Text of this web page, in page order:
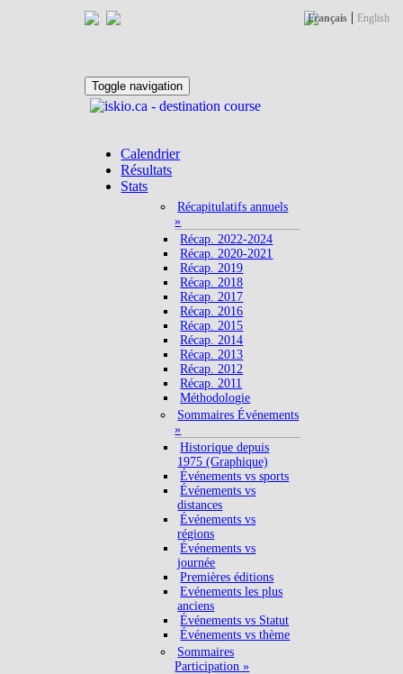
Toggle navigation
Calendrier
Résultats
Stats
Récapitulatifs annuels
»
Récap. 2022-2024
Récap. 2020-2021
Récap. 2019
Récap. 2018
Récap. 2017
Récap. 2016
Récap. 2015
Récap. 2014
Récap. 2013
Récap. 2012
Récap. 2011
Méthodologie
Sommaires Événements
»
Historique depuis
1975 (Graphique)
Événements vs sports
Événements vs
distances
Événements vs
régions
Événements vs
journée
Premières éditions
Evénements les plus
anciens
Événements vs Statut
Événements vs thème
Sommaires
Participation »
Français | English